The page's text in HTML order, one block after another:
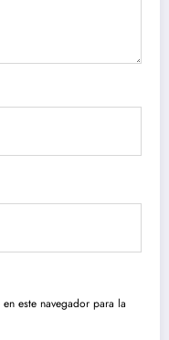
este navegador para la